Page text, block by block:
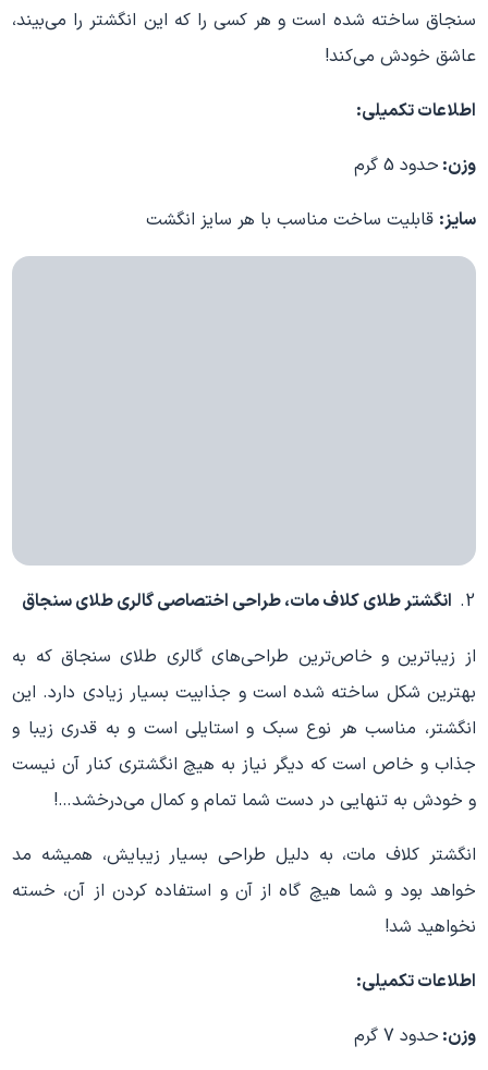
سنجاق ساخته شده است و هر کسی را که این انگشتر را می‌بیند،
عاشق خودش می‌کند!
اطلاعات تکمیلی:
وزن: حدود 5 گرم
سایز: قابلیت ساخت مناسب با هر سایز انگشت
انگشتر طلای کلاف مات، طراحی اختصاصی گالری طلای سنجاق
از زیباترین و خاص‌ترین طراحی‌های گالری طلای سنجاق که به
بهترین شکل ساخته شده است و جذابیت بسیار زیادی دارد. این
انگشتر، مناسب هر نوع سبک و استایلی است و به قدری زیبا و
جذاب و خاص است که دیگر نیاز به هیچ انگشتری کنار آن نیست
و خودش به تنهایی در دست شما تمام و کمال می‌درخشد…!
انگشتر کلاف مات، به دلیل طراحی بسیار زیبایش، همیشه مد
خواهد بود و شما هیچ گاه از آن و استفاده کردن از آن، خسته
نخواهید شد!
اطلاعات تکمیلی:
وزن: حدود 7 گرم